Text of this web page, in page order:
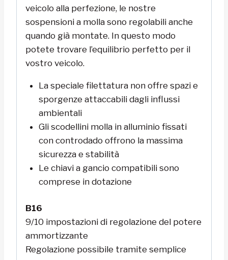
veicolo alla perfezione, le nostre
sospensioni a molla sono regolabili anche
quando già montate. In questo modo
potete trovare l’equilibrio perfetto per il
vostro veicolo.
La speciale filettatura non offre spazi e
sporgenze attaccabili dagli influssi
ambientali
Gli scodellini molla in alluminio fissati
con controdado offrono la massima
sicurezza e stabilità
Le chiavi a gancio compatibili sono
comprese in dotazione
B16
9/10 impostazioni di regolazione del potere
ammortizzante
Regolazione possibile tramite semplice